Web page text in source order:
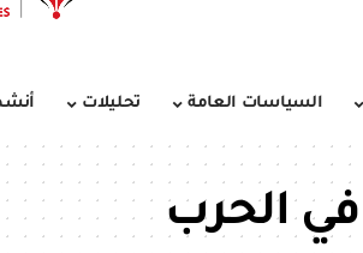
السياسات العامة تحليلات
في الحرب